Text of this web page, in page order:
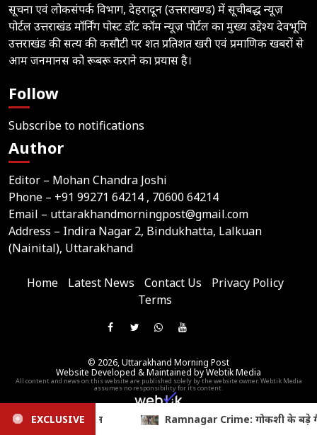
सूचना एवं लोकसंपर्क विभाग, देहरादून (उत्तराखण्ड) में सूचीबद्ध न्यूज़
पोर्टल उत्तराखंड मॉर्निंग पोस्ट डॉट कॉम न्यूज़ पोर्टल का मुख्य उद्देश्य देवभूमि
उत्तराखंड की सत्य की कसौटी पर शत प्रतिशत खरी एवं प्रमाणिक खबरों से
आम जनमानस को रूबरू कराने का प्रयास है।
Follow
Subscribe to notifications
Author
Editor – Mohan Chandra Joshi
Phone – +91 99271 64214 , 70600 64214
Email – uttarakhandmorningpost@gmail.com
Address – Indira Nagar 2, Bindukhatta, Lalkuan
(Nainital), Uttarakhand
Home Latest News Contact Us
Privacy Policy
Terms
Like
On
Facebook
Follow
On
Twitter
Join
WhatsApp
Group
Subscribe
YouTube
Channel
on
Telegram
© 2026,Uttarakhand Morning Post
Website Developed & Maintained by Webtik Media
All content and news on this website are published solely by the website owner. Webtik Media
assumes no responsibility for its content.
EXCLUSIVE
गोकशी के बड़े गैंग का खुलासा, दो आरोपी गिरफ्तार; 120 किलो प्रतिबंधित